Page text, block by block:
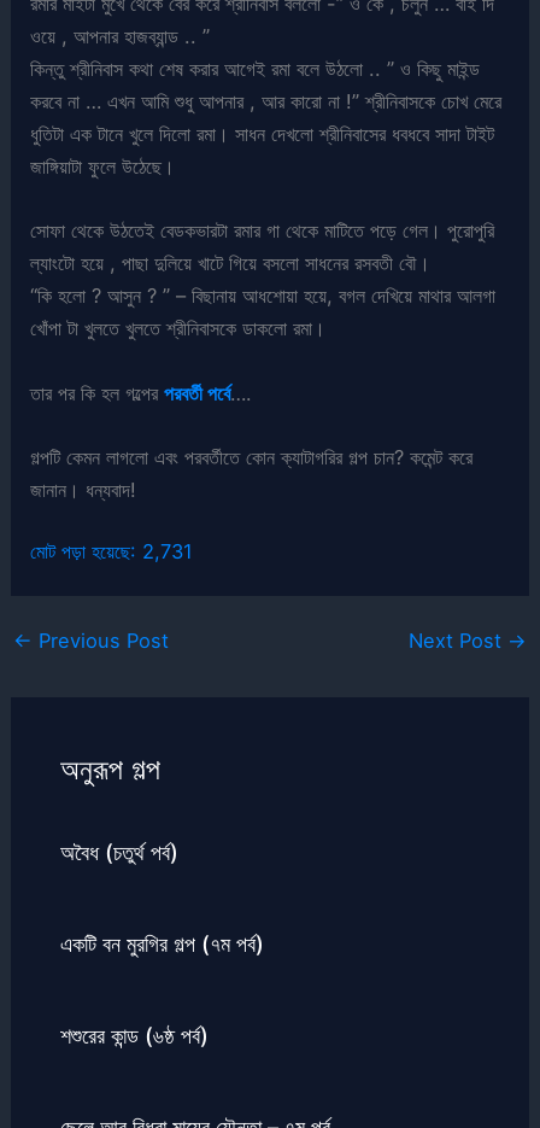
ওয়ে , আপনার হাজব্যান্ড .. ”
কিন্তু শ্রীনিবাস কথা শেষ করার আগেই রমা বলে উঠলো .. ” ও কিছু মাইন্ড
করবে না … এখন আমি শুধু আপনার , আর কারো না !” শ্রীনিবাসকে চোখ মেরে
ধুতিটা এক টানে খুলে দিলো রমা। সাধন দেখলো শ্রীনিবাসের ধবধবে সাদা টাইট
জাঙ্গিয়াটা ফুলে উঠেছে।
সোফা থেকে উঠতেই বেডকভারটা রমার গা থেকে মাটিতে পড়ে গেল। পুরোপুরি
ল্যাংটো হয়ে , পাছা দুলিয়ে খাটে গিয়ে বসলো সাধনের রসবতী বৌ।
“কি হলো ? আসুন ? ” – বিছানায় আধশোয়া হয়ে, বগল দেখিয়ে মাথার আলগা
খোঁপা টা খুলতে খুলতে শ্রীনিবাসকে ডাকলো রমা।
তার পর কি হল গল্পেরপরবর্তী পর্বে….
গল্পটি কেমন লাগলো এবং পরবর্তীতে কোন ক্যাটাগরির গল্প চান? কমেন্ট করে
জানান। ধন্যবাদ!
মোট পড়া হয়েছে: 2,731
← Previous Post Next Post →
অনুরূপ গল্প
অবৈধ (চতুর্থ পর্ব)
একটি বন মুরগির গল্প (৭ম পর্ব)
শশুরের কান্ড (৬ষ্ঠ পর্ব)